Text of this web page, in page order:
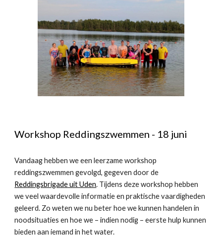
Workshop Reddingszwemmen - 18 juni
Vandaag hebben we een leerzame workshop
reddingszwemmen gevolgd, gegeven door de
Reddingsbrigade uit Uden. Tijdens deze workshop hebben
we veel waardevolle informatie en praktische vaardigheden
geleerd. Zo weten we nu beter hoe we kunnen handelen in
noodsituaties en hoe we – indien nodig – eerste hulp kunnen
bieden aan iemand in het water.